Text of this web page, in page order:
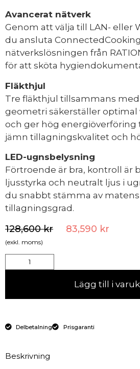
Avancerat nätverk
Genom att välja till LAN- eller
du ansluta
nätverkslösningen från
för att sköta
Fläkthjul
Tre fläkthjul tillsammans
geometri säkerställer
och ger hög energiöverföring
jämn tillagningskvalitet och
LED-ugnsbelysning
Förtroende är bra, kontroll är
ljusstyrka och neutralt ljus i
du snabbt stämma av
tillagningsgrad.
128,600kr 83,590 kr
(exkl. moms)
Lägg till i
Delbetalning Prisgaranti
Beskrivning